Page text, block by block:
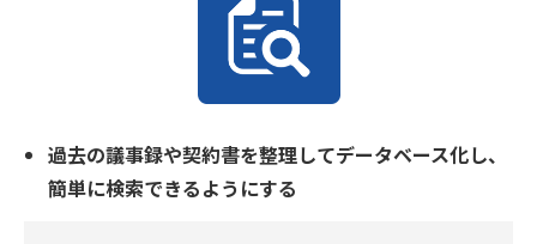
過去の議事録や契約書を整理してデータベース化し、
簡単に検索できるようにする